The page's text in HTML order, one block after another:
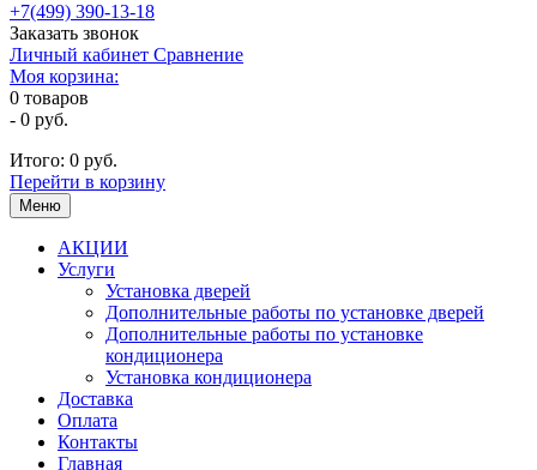
+7(499) 390-13-18
Заказать звонок
Личный кабинет Сравнение
Моя корзина:
0 товаров
- 0 руб.
Итого: 0 руб.
Перейти в корзину
Меню
АКЦИИ
Услуги
Установка дверей
Дополнительные работы по установке дверей
Дополнительные работы по установке
кондиционера
Установка кондиционера
Доставка
Оплата
Контакты
Главная